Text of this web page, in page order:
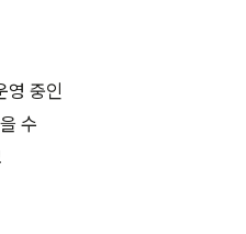
영 중인
수